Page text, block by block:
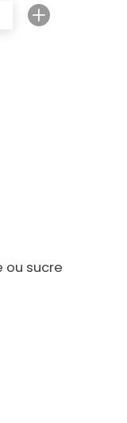
ou sucre